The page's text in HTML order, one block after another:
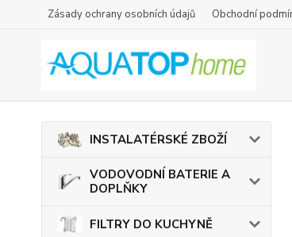
Zásady ochrany osobních údajů Obchodní
INSTALATÉRSKÉ ZBOŽÍ
VODOVODNÍ BATERIE A
DOPLŇKY
FILTRY DO KUCHYNĚ